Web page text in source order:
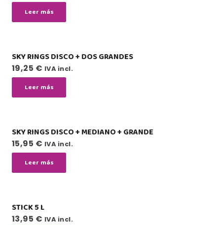
Leer más
SKY RINGS DISCO + DOS GRANDES
19,25 € IVA incl.
Leer más
SKY RINGS DISCO + MEDIANO + GRANDE
15,95 € IVA incl.
Leer más
STICK 5 L
13,95 € IVA incl.